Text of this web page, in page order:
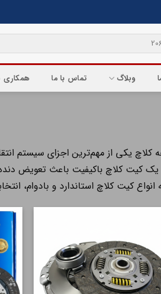
وبلاگ تماس با ما همکاری
یکی از مهم‌ترین اجزای سیستم
یک کیت کلاچ باکیفیت باعث تعویض
کیت کلاچ استاندارد و بادوام،